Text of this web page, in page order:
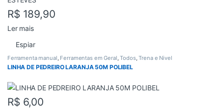
R$ 189,90
Ler mais
Espiar
Ferramenta manual, Ferramentas em Geral,Todos,Trena e Nivel
LINHA DE PEDREIRO LARANJA 50M POLIBEL
R$ 6,00